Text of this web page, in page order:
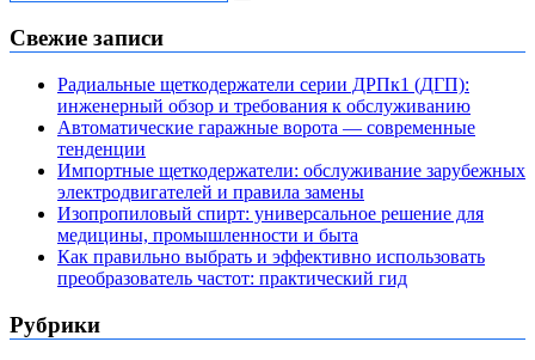
Свежие записи
Радиальные щеткодержатели серии ДРПк1 (ДГП):
инженерный обзор и требования к обслуживанию
Автоматические гаражные ворота — современные
тенденции
Импортные щеткодержатели: обслуживание зарубежных
электродвигателей и правила замены
Изопропиловый спирт: универсальное решение для
медицины, промышленности и быта
Как правильно выбрать и эффективно использовать
преобразователь частот: практический гид
Рубрики